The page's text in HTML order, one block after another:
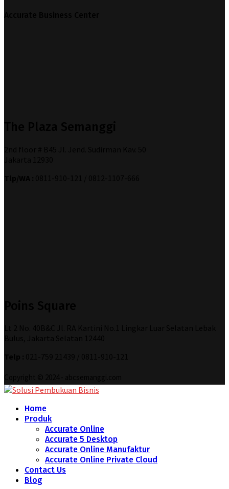
Home
Produk
Accurate Online
Accurate 5 Desktop
Accurate Online Manufaktur
Accurate Online Private Cloud
Contact Us
Blog